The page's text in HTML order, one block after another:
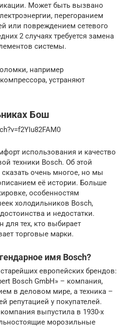
Может быть вызвано
перегоранием
или повреждением сетевого
2 случаях требуется замена
системы.
например
устраняют
Бош
использования и качество
техники Bosch. Об этой
очень многое, но мы
её истории. Больше
особенностям
холодильников Bosch,
и недостатки.
для тех, кто выбирает
торговые марки.
имя Bosch?
европейских брендов:
Bosch GmbH» – компания,
в деловом мире, а техника –
репутацией у покупателей.
выпустила в 1930-х
морозильные